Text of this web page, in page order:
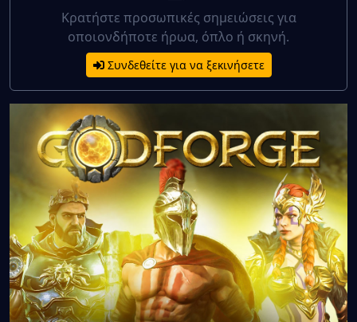
Κρατήστε προσωπικές σημειώσεις για
οποιονδήποτε ήρωα, όπλο ή σκηνή.
Συνδεθείτε για να ξεκινήσετε